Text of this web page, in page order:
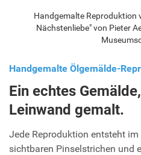
Handgemalte Reproduktion
Nächstenliebe" von Pieter
Handgemalte Ölgemälde-
Ein echtes
Leinwand gemalt.
Jede Reproduktion entsteht
sichtbaren Pinselstrichen und